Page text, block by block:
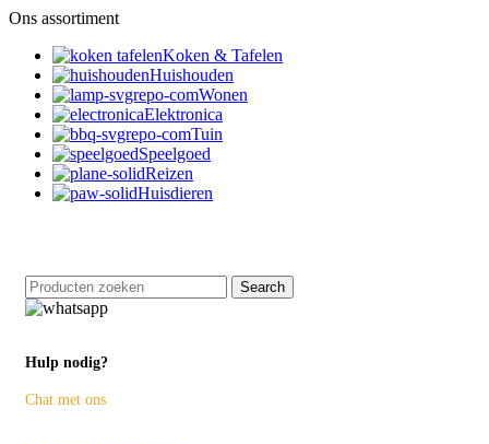
Ons assortiment
Koken & Tafelen
Huishouden
Wonen
Elektronica
Tuin
Speelgoed
Reizen
Huisdieren
Search
Hulp nodig?
Chat met ons